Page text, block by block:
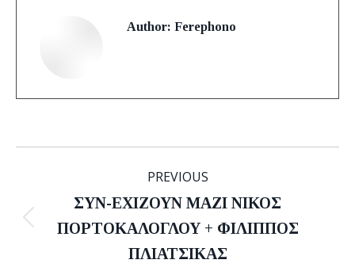
Author: Ferephono
PREVIOUS
Previous
post:
ΣΥΝ-ΕΧΙΖΟΥΝ ΜΑΖΙ ΝΙΚΟΣ
ΠΟΡΤΟΚΑΛΟΓΛΟΥ + ΦΙΛΙΠΠΟΣ
ΠΛΙΑΤΣΙΚΑΣ